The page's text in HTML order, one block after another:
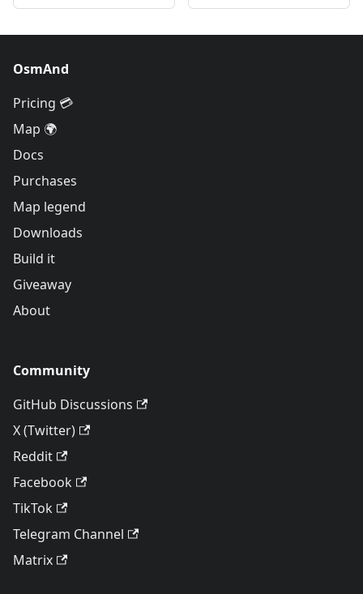
OsmAnd
Pricing 💳
Map 🌍
Docs
Purchases
Map legend
Downloads
Build it
Giveaway
About
Community
GitHub Discussions
X (Twitter)
Reddit
Facebook
TikTok
Telegram Channel
Matrix